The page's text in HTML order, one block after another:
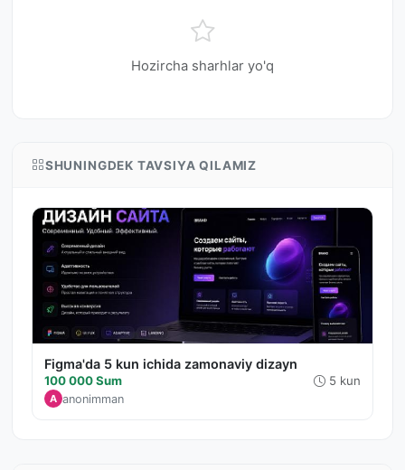
Hozircha sharhlar yo'q
SHUNINGDEK TAVSIYA QILAMIZ
Figma'da 5 kun ichida zamonaviy dizayn
100 000 Sum 5 kun
A anonimman